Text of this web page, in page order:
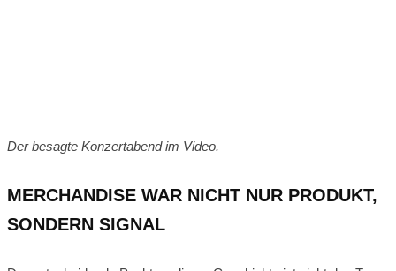
Der besagte Konzertabend im Video.
MERCHANDISE WAR NICHT NUR PRODUKT,
SONDERN SIGNAL